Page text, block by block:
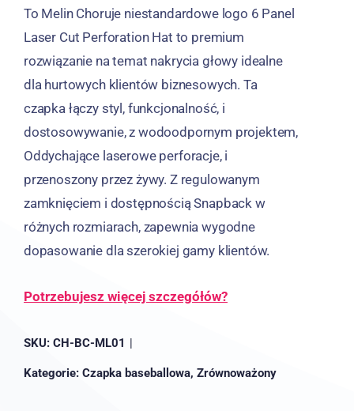
To Melin Choruje niestandardowe logo 6 Panel
Laser Cut Perforation Hat to premium
rozwiązanie na temat nakrycia głowy idealne
dla hurtowych klientów biznesowych. Ta
czapka łączy styl, funkcjonalność, i
dostosowywanie, z wodoodpornym projektem,
Oddychające laserowe perforacje, i
przenoszony przez żywy. Z regulowanym
zamknięciem i dostępnością Snapback w
różnych rozmiarach, zapewnia wygodne
dopasowanie dla szerokiej gamy klientów.
Potrzebujesz więcej szczegółów?
SKU: CH-BC-ML01 |
Kategorie: Czapka baseballowa, Zrównoważony